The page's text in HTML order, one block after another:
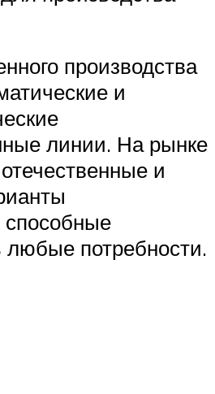
производства
и
линии. На рынке
и
способные
любые потребности.